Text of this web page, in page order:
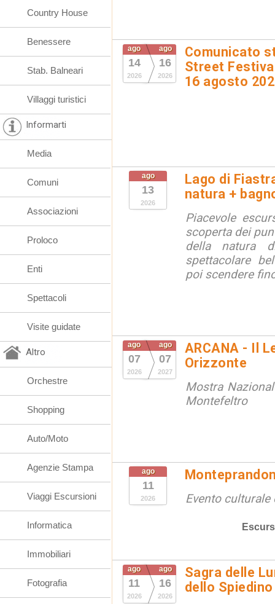
ago
14
2026
ago
16
2026
Comunicato
Street
16 agosto
ago
13
2026
Lago di
natura +
Piacevole
scoperta dei
della natura
spettacolare
poi scendere
ago
07
2026
ago
07
2027
ARCANA - Il
Orizzonte
Mostra
Montefeltro
ago
11
2026 Evento
ago
11
2026
ago
16
2026
Sagra delle
dello Spiedino
Country House
Benessere
Stab. Balneari
Villaggi turistici
Informarti
Media
Comuni
Associazioni
Proloco
Enti
Spettacoli
Visite guidate
Altro
Orchestre
Shopping
Auto/Moto
Agenzie Stampa
Viaggi Escursioni
Informatica
Immobiliari
Fotografia